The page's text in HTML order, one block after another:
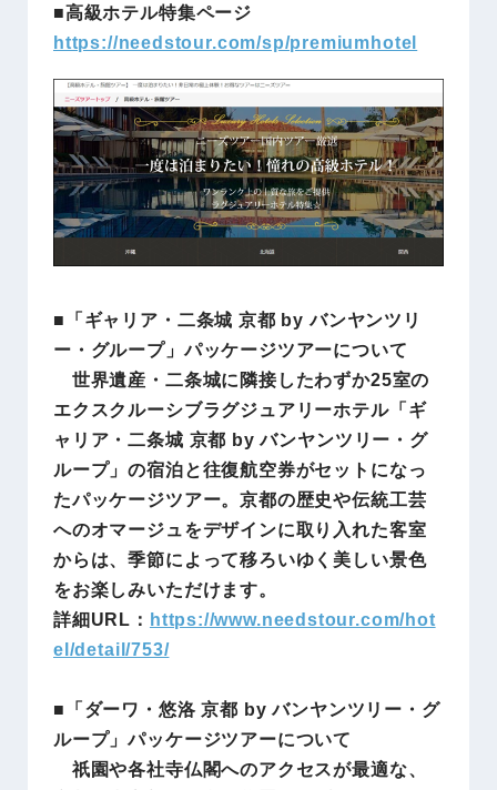
■高級ホテル特集ページ
https://needstour.com/sp/premiumhotel
■「ギャリア・二条城 京都 by バンヤンツリ
ー・グループ」パッケージツアーについて
世界遺産・二条城に隣接したわずか25室の
エクスクルーシブラグジュアリーホテル「ギ
ャリア・二条城 京都 by バンヤンツリー・グ
ループ」の宿泊と往復航空券がセットになっ
たパッケージツアー。京都の歴史や伝統工芸
へのオマージュをデザインに取り入れた客室
からは、季節によって移ろいゆく美しい景色
をお楽しみいただけます。
詳細URL： https://www.needstour.com/hot
el/detail/753/
■「ダーワ・悠洛 京都 by バンヤンツリー・グ
ループ」パッケージツアーについて
祇園や各社寺仏閣へのアクセスが最適な、